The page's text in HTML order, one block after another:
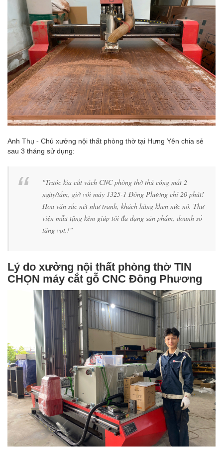
Anh Thụ - Chủ xưởng nội thất phòng thờ tại Hưng Yên chia sẻ
sau 3 tháng sử dụng:
"Trước kia cắt vách CNC phòng thờ thủ công mất 2
ngày/tấm, giờ với máy 1325-1 Đông Phương chỉ 20 phút!
Hoa văn sắc nét như tranh, khách hàng khen nức nở. Thư
viện mẫu tặng kèm giúp tôi đa dạng sản phẩm, doanh số
tăng vọt.!"
Lý do xưởng nội thất phòng thờ TIN
CHỌN máy cắt gỗ CNC Đông Phương